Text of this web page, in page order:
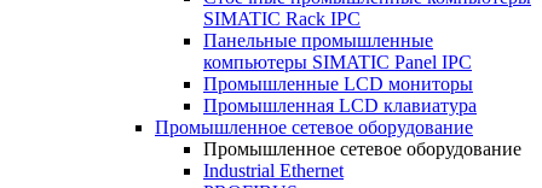
SIMATIC Rack IPC
Панельные промышленные
компьютеры SIMATIC Panel IPC
Промышленные LCD мониторы
Промышленная LCD клавиатура
Промышленное сетевое оборудование
Промышленное сетевое оборудование
Industrial Ethernet